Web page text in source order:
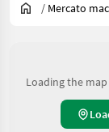
/ Mercato
Loading the